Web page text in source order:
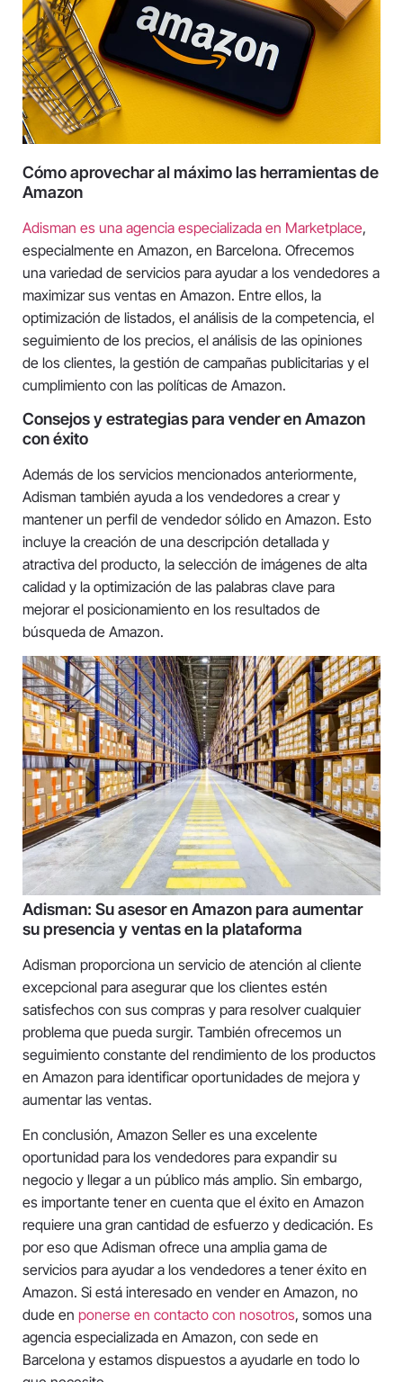
Cómo aprovechar al máximo las herramientas de
Amazon
Adisman es una agencia especializada en Marketplace,
especialmente en Amazon, en Barcelona. Ofrecemos
una variedad de servicios para ayudar a los vendedores a
maximizar sus ventas en Amazon. Entre ellos, la
optimización de listados, el análisis de la competencia, el
seguimiento de los precios, el análisis de las opiniones
de los clientes, la gestión de campañas publicitarias y el
cumplimiento con las políticas de Amazon.
Consejos y estrategias para vender en Amazon
con éxito
Además de los servicios mencionados anteriormente,
Adisman también ayuda a los vendedores a crear y
mantener un perfil de vendedor sólido en Amazon. Esto
incluye la creación de una descripción detallada y
atractiva del producto, la selección de imágenes de alta
calidad y la optimización de las palabras clave para
mejorar el posicionamiento en los resultados de
búsqueda de Amazon.
Adisman: Su asesor en Amazon para aumentar
su presencia y ventas en la plataforma
Adisman proporciona un servicio de atención al cliente
excepcional para asegurar que los clientes estén
satisfechos con sus compras y para resolver cualquier
problema que pueda surgir. También ofrecemos un
seguimiento constante del rendimiento de los productos
en Amazon para identificar oportunidades de mejora y
aumentar las ventas.
En conclusión, Amazon Seller es una excelente
oportunidad para los vendedores para expandir su
negocio y llegar a un público más amplio. Sin embargo,
es importante tener en cuenta que el éxito en Amazon
requiere una gran cantidad de esfuerzo y dedicación. Es
por eso que Adisman ofrece una amplia gama de
servicios para ayudar a los vendedores a tener éxito en
Amazon. Si está interesado en vender en Amazon, no
dude en ponerse en contacto con nosotros, somos una
agencia especializada en Amazon, con sede en
Barcelona y estamos dispuestos a ayudarle en todo lo